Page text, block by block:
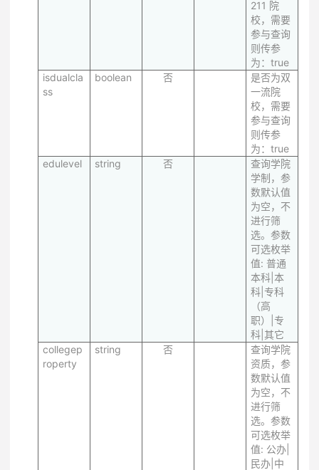
211 院
校，需要
参与查询
则传参
为：true
isdualcla
ss
boolean 否
是否为双
一流院
校，需要
参与查询
则传参
为：true
edulevel
string 否
查询学院
学制，参
数默认值
为空，不
进行筛
选。参数
可选枚举
值: 普通
本科|本
科|专科
（高
职）|专
科|其它
collegep
roperty
string 否
查询学院
资质，参
数默认值
为空，不
进行筛
选。参数
可选枚举
值: 公办|
民办|中